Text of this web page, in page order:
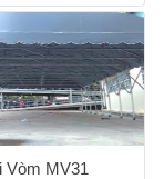
Vòm MV31